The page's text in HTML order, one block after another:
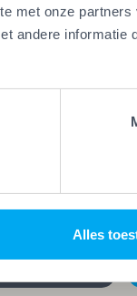
met onze partners
andere informatie
Alles
blijft. Met
op het
en
werk
nadat de